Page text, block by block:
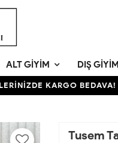
ALT GIYIM DIŞ GIYIM
KARGO BEDAVA!
Tusem